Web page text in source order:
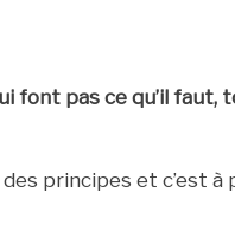
font pas ce qu’il faut,
des principes et c’est à